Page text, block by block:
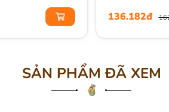
136.182đ
SẢN PHẨM ĐÃ XEM